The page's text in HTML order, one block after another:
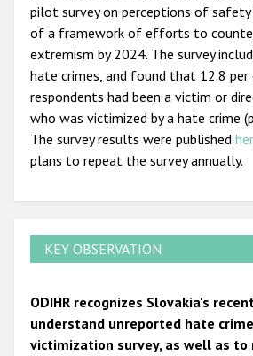
pilot survey on perceptions of safety
of a framework of efforts to
extremism by 2024. The survey
hate crimes, and found that 12.8
respondents had been a victim or
who was victimized by a hate crime
The survey results were published
plans to repeat the survey annually.
KEY OBSERVATION
ODIHR recognizes Slovakia's
understand unreported hate
victimization survey, as well as